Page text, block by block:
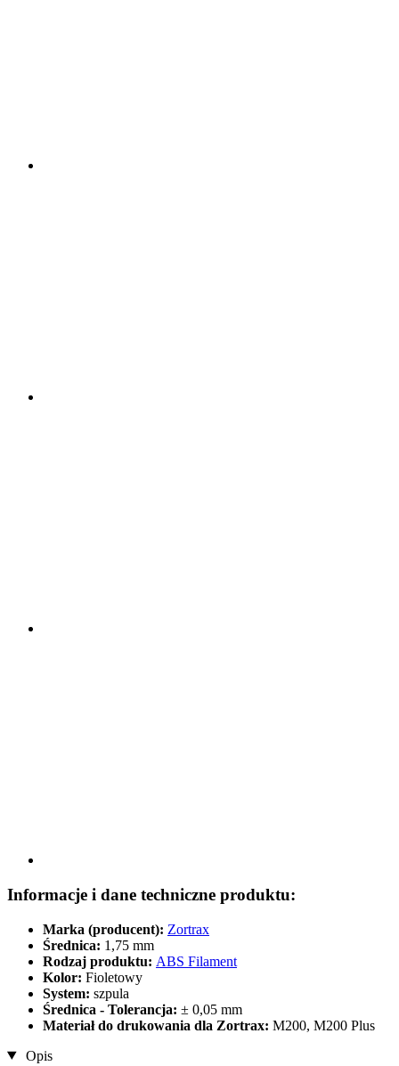
Informacje i dane techniczne produktu:
Marka (producent): Zortrax
Średnica: 1,75 mm
Rodzaj produktu: ABS Filament
Kolor: Fioletowy
System: szpula
Średnica - Tolerancja: ± 0,05 mm
Materiał do drukowania dla Zortrax: M200, M200 Plus
Opis